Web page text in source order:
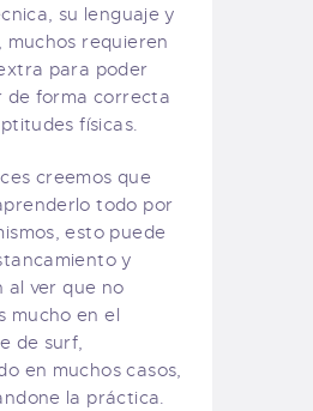
su lenguaje y
muchos requieren
para poder
de forma correcta
físicas.
creemos que
todo por
esto puede
y
al ver que no
mucho en el
de surf,
en muchos casos,
la práctica.